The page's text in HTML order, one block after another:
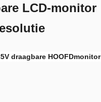
LCD-monitor
draagbare HOOFDmonitor